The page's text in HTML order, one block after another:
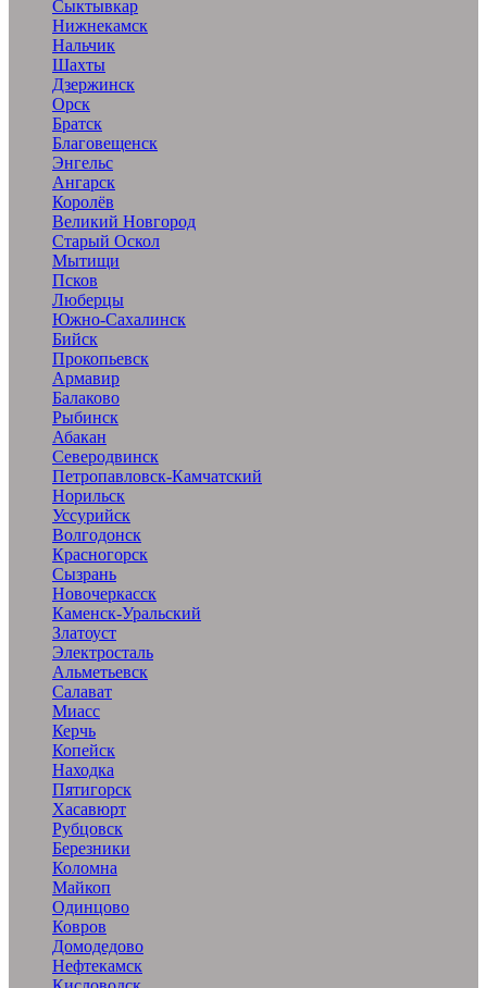
Сыктывкар
Нижнекамск
Нальчик
Шахты
Дзержинск
Орск
Братск
Благовещенск
Энгельс
Ангарск
Королёв
Великий Новгород
Старый Оскол
Мытищи
Псков
Люберцы
Южно-Сахалинск
Бийск
Прокопьевск
Армавир
Балаково
Рыбинск
Абакан
Северодвинск
Петропавловск-Камчатский
Норильск
Уссурийск
Волгодонск
Красногорск
Сызрань
Новочеркасск
Каменск-Уральский
Златоуст
Электросталь
Альметьевск
Салават
Миасс
Керчь
Копейск
Находка
Пятигорск
Хасавюрт
Рубцовск
Березники
Коломна
Майкоп
Одинцово
Ковров
Домодедово
Нефтекамск